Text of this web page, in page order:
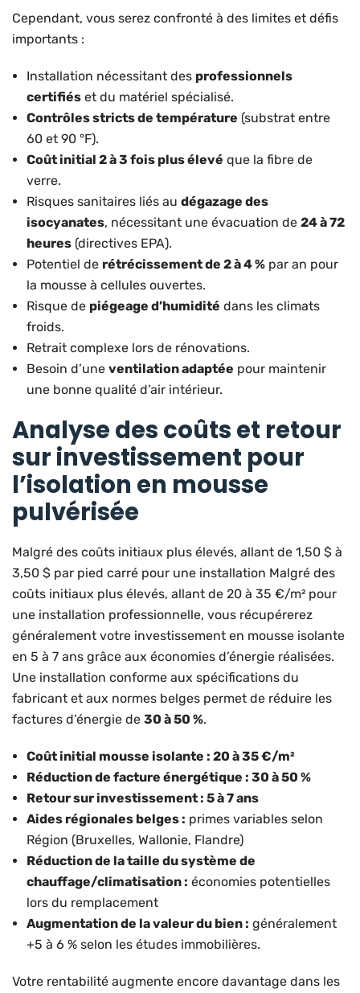
Cependant, vous serez confronté à des limites et défis
importants :
Installation nécessitant des professionnels
certifiés et du matériel spécialisé.
Contrôles stricts de température (substrat entre
60 et 90 °F).
Coût initial 2 à 3 fois plus élevé que la fibre de
verre.
Risques sanitaires liés au dégazage des
isocyanates, nécessitant une évacuation de 24 à 72
heures (directives EPA).
Potentiel de rétrécissement de 2 à 4 % par an pour
la mousse à cellules ouvertes.
Risque de piégeage d’humidité dans les climats
froids.
Retrait complexe lors de rénovations.
Besoin d’une ventilation adaptée pour maintenir
une bonne qualité d’air intérieur.
Analyse des coûts et retour
sur investissement pour
l’isolation en mousse
pulvérisée
Malgré des coûts initiaux plus élevés, allant de 1,50 $ à
3,50 $ par pied carré pour une installation Malgré des
coûts initiaux plus élevés, allant de 20 à 35 €/m² pour
une installation professionnelle, vous récupérerez
généralement votre investissement en mousse isolante
en 5 à 7 ans grâce aux économies d’énergie réalisées.
Une installation conforme aux spécifications du
fabricant et aux normes belges permet de réduire les
factures d’énergie de 30 à 50 %.
Coût initial mousse isolante : 20 à 35 €/m²
Réduction de facture énergétique : 30 à 50 %
Retour sur investissement : 5 à 7 ans
Aides régionales belges : primes variables selon
Région (Bruxelles, Wallonie, Flandre)
Réduction de la taille du système de
chauffage/climatisation : économies potentielles
lors du remplacement
Augmentation de la valeur du bien : généralement
+5 à 6 % selon les études immobilières.
Votre rentabilité augmente encore davantage dans les